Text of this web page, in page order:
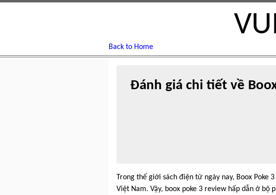
Back to Home
Đánh giá chi tiết về
Trong thế giới sách điện tử ngày nay, Boox
Việt Nam. Vậy, boox poke 3 review hấp dẫn ở